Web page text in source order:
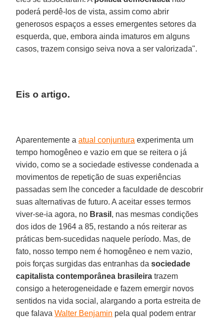
poderá perdê-los de vista, assim como abrir
generosos espaços a esses emergentes setores da
esquerda, que, embora ainda imaturos em alguns
casos, trazem consigo seiva nova a ser valorizada".
Eis o artigo.
Aparentemente aatual conjuntura experimenta um
tempo homogêneo e vazio em que se reitera o já
vivido, como se a sociedade estivesse condenada a
movimentos de repetição de suas experiências
passadas sem lhe conceder a faculdade de descobrir
suas alternativas de futuro. A aceitar esses termos
viver-se-ia agora, no Brasil , nas mesmas condições
dos idos de 1964 a 85, restando a nós reiterar as
práticas bem-sucedidas naquele período. Mas, de
fato, nosso tempo nem é homogêneo e nem vazio,
pois forças surgidas das entranhas dasociedade
capitalista contemporânea brasileira trazem
consigo a heterogeneidade e fazem emergir novos
sentidos na vida social, alargando a porta estreita de
que falavaWalter Benjamin pela qual podem entrar